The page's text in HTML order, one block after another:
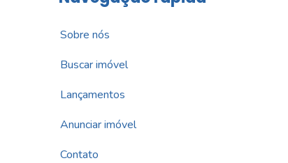
Sobre nós
Buscar imóvel
Lançamentos
Anunciar imóvel
Contato